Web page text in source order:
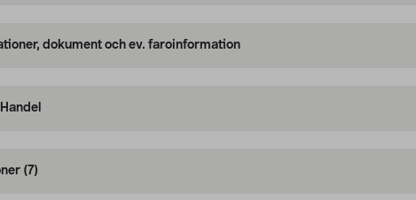
dokument och ev. faroinformation
(7)